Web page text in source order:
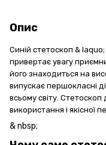
Опис
Синій стетоскоп &
привертає увагу
його знаходиться на
випускає першокласні
всьому світу. Стетоскоп
використання і якісної
& nbsp;